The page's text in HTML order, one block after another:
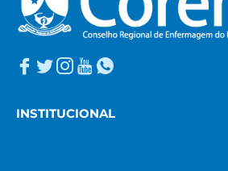
INSTITUCIONAL